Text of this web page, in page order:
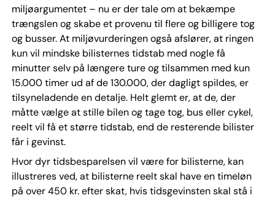
miljøargumentet – nu er der tale om at bekæmpe
trængslen og skabe et provenu til flere og billigere tog
og busser. At miljøvurderingen også afslører, at ringen
kun vil mindske bilisternes tidstab med nogle få
minutter selv på længere ture og tilsammen med kun
15.000 timer ud af de 130.000, der dagligt spildes, er
tilsyneladende en detalje. Helt glemt er, at de, der
måtte vælge at stille bilen og tage tog, bus eller cykel,
reelt vil få et større tidstab, end de resterende bilister
får i gevinst.
Hvor dyr tidsbesparelsen vil være for bilisterne, kan
illustreres ved, at bilisterne reelt skal have en timeløn
på over 450 kr. efter skat, hvis tidsgevinsten skal stå i